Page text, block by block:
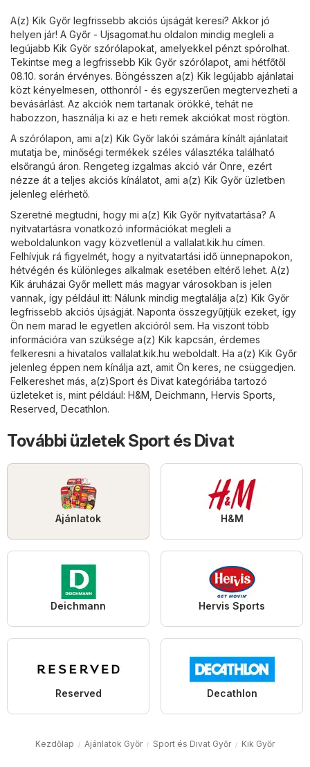
A(z) Kik Győr legfrissebb akciós újságát keresi? Akkor jó
helyen jár! A Győr - Ujsagomat.hu oldalon mindig megleli a
legújabb Kik Győr szórólapokat, amelyekkel pénzt spórolhat.
Tekintse meg a legfrissebb Kik Győr szórólapot, ami hétfőtől
08.10. során érvényes. Böngésszen a(z) Kik legújabb ajánlatai
közt kényelmesen, otthonról - és egyszerűen megtervezheti a
bevásárlást. Az akciók nem tartanak örökké, tehát ne
habozzon, használja ki az e heti remek akciókat most rögtön.
A szórólapon, ami a(z) Kik Győr lakói számára kínált ajánlatait
mutatja be, minőségi termékek széles választéka található
elsőrangú áron. Rengeteg izgalmas akció vár Önre, ezért
nézze át a teljes akciós kínálatot, ami a(z) Kik Győr üzletben
jelenleg elérhető.
Szeretné megtudni, hogy mi a(z) Kik Győr nyitvatartása? A
nyitvatartásra vonatkozó információkat megleli a
weboldalunkon vagy közvetlenül a vallalat.kik.hu címen.
Felhívjuk rá figyelmét, hogy a nyitvatartási idő ünnepnapokon,
hétvégén és különleges alkalmak esetében eltérő lehet. A(z)
Kik áruházai Győr mellett más magyar városokban is jelen
vannak, így például itt: Nálunk mindig megtalálja a(z) Kik Győr
legfrissebb akciós újságját. Naponta összegyűjtjük ezeket, így
Ön nem marad le egyetlen akcióról sem. Ha viszont több
információra van szüksége a(z) Kik kapcsán, érdemes
felkeresni a hivatalos vallalat.kik.hu weboldalt. Ha a(z) Kik Győr
jelenleg éppen nem kínálja azt, amit Ön keres, ne csüggedjen.
Felkereshet más, a(z)Sport és Divat kategóriába tartozó
üzleteket is, mint például: H&M Deichmann Hervis Sports
Reserved Decathlon.
További üzletek Sport és Divat
Ajánlatok H&M
Deichmann Hervis Sports
Reserved Decathlon
Kezdőlap Ajánlatok Győr Sport és Divat Győr Kik Győr